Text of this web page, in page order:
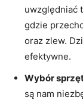
uwzględniać
gdzie⁣
oraz zlew.
efektywne.
Wybór
są nam